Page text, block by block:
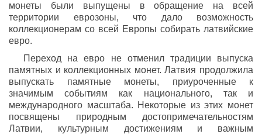
монеты были выпущены в обращение на всей
территории еврозоны, что дало возможность
коллекционерам со всей Европы собирать латвийские
евро.
Переход на евро не отменил традиции выпуска
памятных и коллекционных монет. Латвия продолжила
выпускать памятные монеты, приуроченные к
значимым событиям как национального, так и
международного масштаба. Некоторые из этих монет
посвящены природным достопримечательностям
Латвии, культурным достижениям и важным